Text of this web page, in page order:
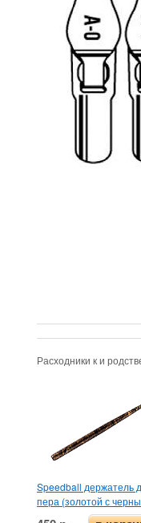
Расходники к и
Speedball держатель
пера (золотой с